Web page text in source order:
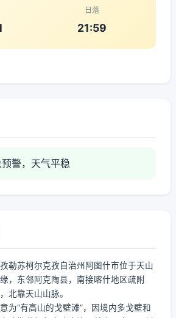
日落
21:59
警，天气平稳
勒苏柯尔克孜自治州阿图什市位于天山
，东邻阿克陶县，南接喀什地区疏附
北靠天山山脉。
为“有高山的戈壁滩”，因境内多戈壁和